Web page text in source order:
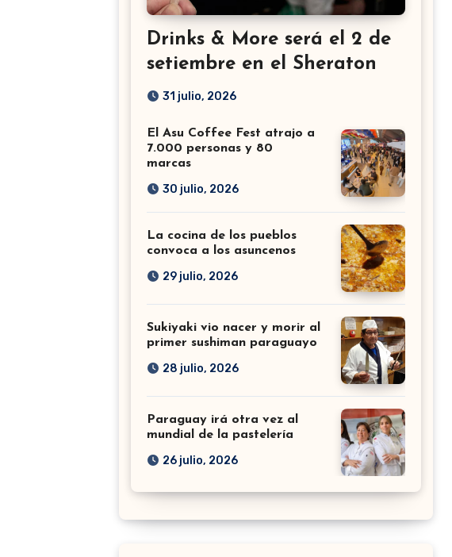
Drinks & More será el 2 de
setiembre en el Sheraton
31 julio, 2026
El Asu Coffee Fest atrajo a
7.000 personas y 80
marcas
30 julio, 2026
La cocina de los pueblos
convoca a los asuncenos
29 julio, 2026
Sukiyaki vio nacer y morir al
primer sushiman paraguayo
28 julio, 2026
Paraguay irá otra vez al
mundial de la pastelería
26 julio, 2026